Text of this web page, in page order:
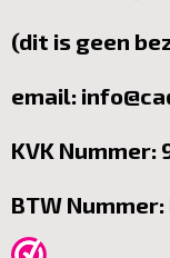
(dit is geen
email:
KVK Nummer:
BTW